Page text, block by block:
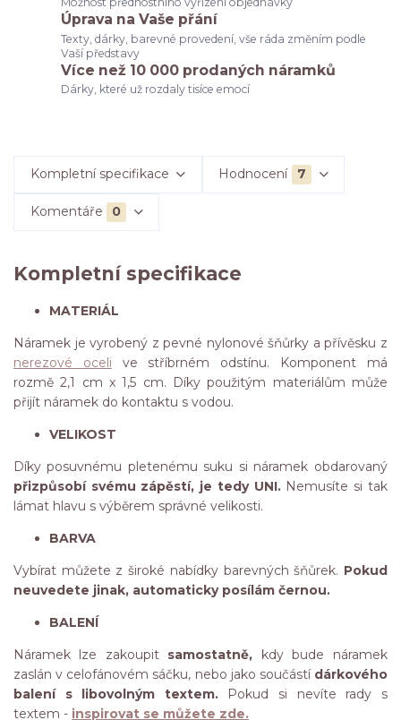
Úprava na Vaše přání
Texty, dárky, barevné provedení, vše ráda změním podle
Vaší představy
Více než 10 000 prodaných náramků
Dárky, které už rozdaly tisíce emocí
Kompletní specifikace Hodnocení 7
Komentáře 0
Kompletní specifikace
MATERIÁL
Náramek je vyrobený z pevné nylonové šňůrky a přívěsku z
nerezové oceli ve stříbrném odstínu. Komponent má
rozmě 2,1 cm x 1,5 cm. Díky použitým materiálům může
přijít náramek do kontaktu s vodou.
VELIKOST
Díky posuvnému pletenému suku si náramek obdarovaný
přizpůsobí svému zápěstí, je tedy UNI. Nemusíte si tak
lámat hlavu s výběrem správné velikosti.
BARVA
Vybírat můžete z široké nabídky barevných šňůrek. Pokud
neuvedete jinak, automaticky posílám černou.
BALENÍ
Náramek lze zakoupit samostatně, kdy bude náramek
zaslán v celofánovém sáčku, nebo jako součástí dárkového
balení s libovolným textem.Pokud si nevíte rady s
textem - inspirovat se můžete zde.